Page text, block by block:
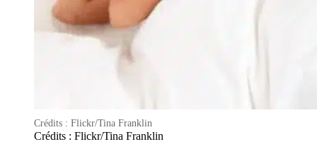
Crédits : Flickr/Tina Franklin
Crédits : Flickr/Tina Franklin